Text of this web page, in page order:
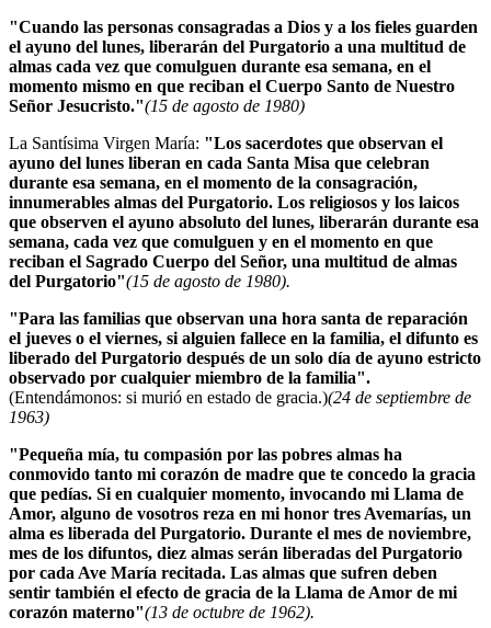
"Cuando las personas consagradas a Dios y a los fieles guarden
el ayuno del lunes, liberarán del Purgatorio a una multitud de
almas cada vez que comulguen durante esa semana, en el
momento mismo en que reciban el Cuerpo Santo de Nuestro
Señor Jesucristo."(15 de agosto de 1980)
La Santísima Virgen María: "Los sacerdotes que observan el
ayuno del lunes liberan en cada Santa Misa que celebran
durante esa semana, en el momento de la consagración,
innumerables almas del Purgatorio. Los religiosos y los laicos
que observen el ayuno absoluto del lunes, liberarán durante esa
semana, cada vez que comulguen y en el momento en que
reciban el Sagrado Cuerpo del Señor, una multitud de almas
del Purgatorio"(15 de agosto de 1980).
"Para las familias que observan una hora santa de reparación
el jueves o el viernes, si alguien fallece en la familia, el difunto es
liberado del Purgatorio después de un solo día de ayuno estricto
observado por cualquier miembro de la familia".
(Entendámonos: si murió en estado de gracia.)(24 de septiembre de
1963)
"Pequeña mía, tu compasión por las pobres almas ha
conmovido tanto mi corazón de madre que te concedo la gracia
que pedías. Si en cualquier momento, invocando mi Llama de
Amor, alguno de vosotros reza en mi honor tres Avemarías, un
alma es liberada del Purgatorio. Durante el mes de noviembre,
mes de los difuntos, diez almas serán liberadas del Purgatorio
por cada Ave María recitada. Las almas que sufren deben
sentir también el efecto de gracia de la Llama de Amor de mi
corazón materno"(13 de octubre de 1962).